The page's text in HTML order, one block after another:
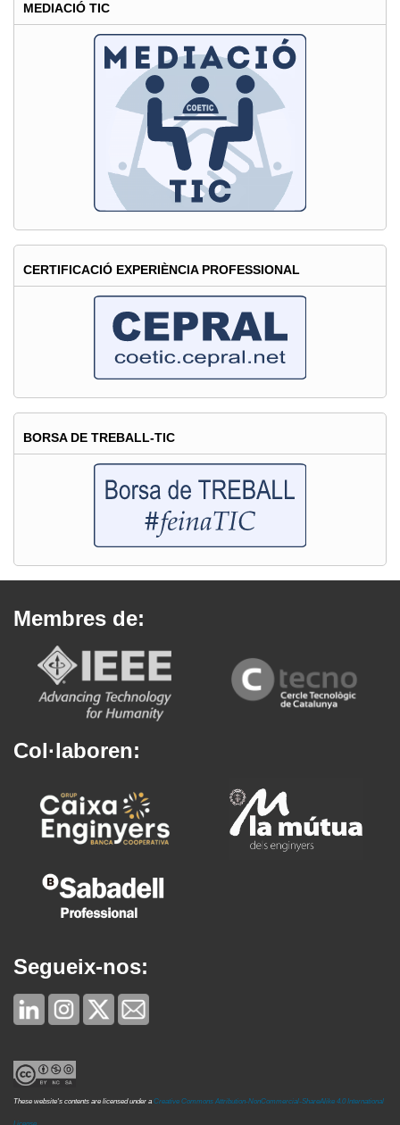
MEDIACIÓ TIC
CERTIFICACIÓ EXPERIÈNCIA PROFESSIONAL
BORSA DE TREBALL-TIC
Membres de:
Col·laboren:
Segueix-nos:
These website's contents are licensed under a Creative Commons Attribution-NonCommercial-ShareAlike 4.0 International